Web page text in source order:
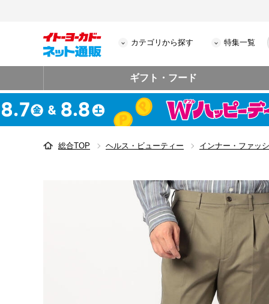
カテゴリから探す 特集一覧
ギフト・フード
総合TOP ヘルス・ビューティー インナー・ファッ